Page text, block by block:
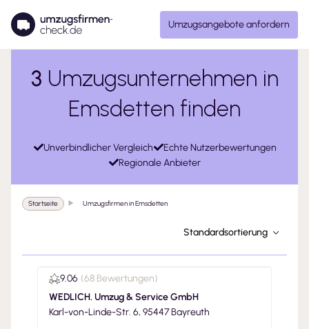
Umzugsangebote anfordern
3 Umzugsunternehmen in
Emsdetten finden
Unverbindlicher Vergleich
Echte Nutzerbewertungen
Regionale Anbieter
Startseite Umzugsfirmen in Emsdetten
Standardsortierung
9.06 (68 Bewertungen)
WEDLICH. Umzug & Service GmbH
Karl-von-Linde-Str. 6, 95447 Bayreuth